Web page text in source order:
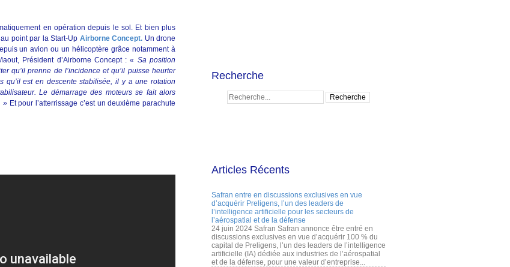
en opération depuis le sol. Et bien plus
point par la Start-Up Airborne Concept. Un drone
un avion ou un hélicoptère grâce notamment à
Président d’Airborne Concept :« Sa position
qu’il prenne de l’incidence et qu’il puisse heurter
qu’il est en descente stabilisée, il y a une rotation
Le démarrage des moteurs se fait alors
» Et pour l’atterrissage c’est un deuxième parachute
Recherche
Articles Récents
Safran entre en discussions exclusives en vue
d’acquérir Preligens, l’un des leaders de
l’intelligence artificielle pour les secteurs de
l’aérospatial et de la défense
24 juin 2024 Safran Safran annonce être entré en
discussions exclusives en vue d’acquérir 100 % du
capital de Preligens, l’un des leaders de l’intelligence
artificielle (IA) dédiée aux industries de l’aérospatial
et de la défense, pour une valeur d’entreprise...